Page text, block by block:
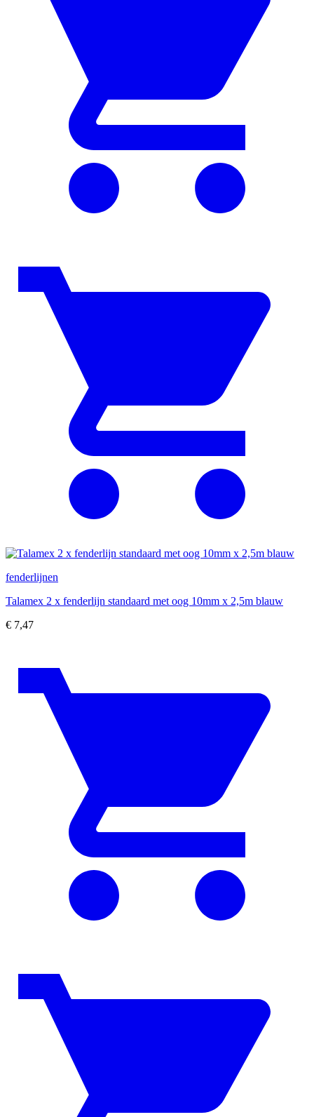
fenderlijnen
Talamex 2 x fenderlijn standaard met oog 10mm x 2,5m blauw
€ 7,47